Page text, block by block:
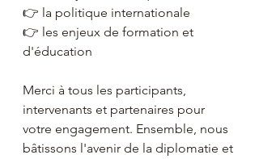
👉 la politique internationale
👉 les enjeux de formation et
d'éducation
Merci à tous les participants,
intervenants et partenaires pour
votre engagement. Ensemble, nous
bâtissons l'avenir de la diplomatie et